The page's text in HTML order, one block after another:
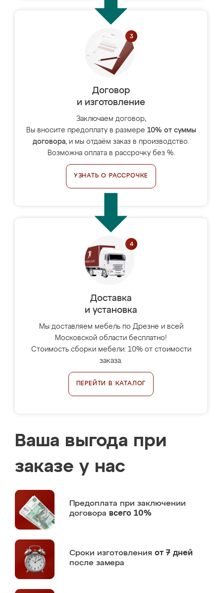
Договор
и изготовление
Заключаем договор,
Вы вносите предоплату в размере 10% от суммы
договора, и мы отдаём заказ в производство.
Возможна оплата в рассрочку без %.
УЗНАТЬ О РАССРОЧКЕ
Доставка
и установка
Мы доставляем мебель по Дрезне и всей
Московской области бесплатно!
Стоимость сборки мебели: 10% от стоимости
заказа.
ПЕРЕЙТИ В КАТАЛОГ
Ваша выгода при
заказе у нас
Предоплата при заключении
договора всего 10%
Сроки изготовления от 7 дней
после замера